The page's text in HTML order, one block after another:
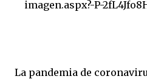
La pandemia de